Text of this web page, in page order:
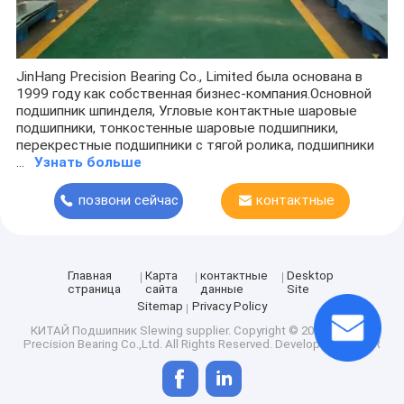
JinHang Precision Bearing Co., Limited была основана в
1999 году как собственная бизнес-компания.Основной
подшипник шпинделя, Угловые контактные шаровые
подшипники, тонкостенные шаровые подшипники,
перекрестные подшипники с тягой ролика, подшипники
...
Узнать больше
позвони сейчас контактные
Главная
страница
Карта
сайта
контактные
данные
Desktop
Site
Sitemap
Privacy Policy
КИТАЙ Подшипник Slewing supplier. Copyright © 2026 JinHang
Precision Bearing Co.,Ltd. All Rights Reserved. Developed byECER